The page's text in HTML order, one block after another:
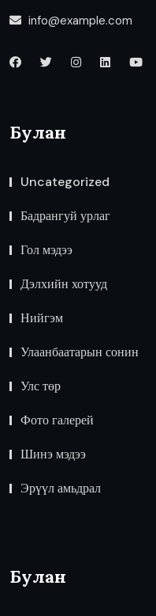
info@example.com
Булан
Uncategorized
Бадрангуй урлаг
Гол мэдээ
Дэлхийн хотууд
Нийгэм
Улаанбаатарын сонин
Улс төр
Фото галерей
Шинэ мэдээ
Эрүүл амьдрал
Булан